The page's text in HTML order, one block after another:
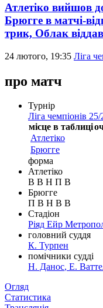
Атлетіко вийшов
Брюгге в матчі-
трик, Облак
24 лютого, 19:35 Ліга
про матч
Турнір
Ліга чемпіонів
місце в таблиці
Атлетіко
Брюгге
форма
Атлетіко
В В Н П В
Брюгге
П В Н В В
Стадіон
Ріяд Ейр
головний суддя
К. Турпен
помічники судді
Н. Данос, Е.
Таблиця
Новини
Огляд
Статистика